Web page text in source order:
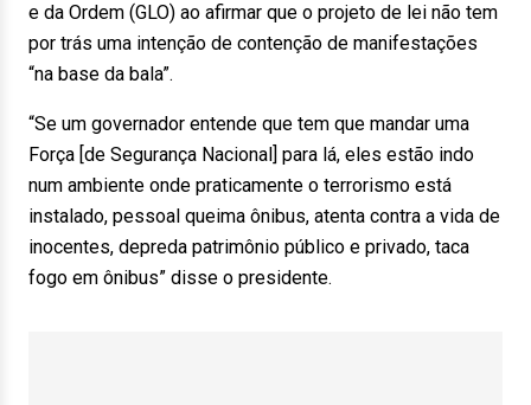
e da Ordem (GLO) ao afirmar que o projeto de lei não tem
por trás uma intenção de contenção de manifestações
“na base da bala”.
“Se um governador entende que tem que mandar uma
Força [de Segurança Nacional] para lá, eles estão indo
num ambiente onde praticamente o terrorismo está
instalado, pessoal queima ônibus, atenta contra a vida de
inocentes, depreda patrimônio público e privado, taca
fogo em ônibus” disse o presidente.